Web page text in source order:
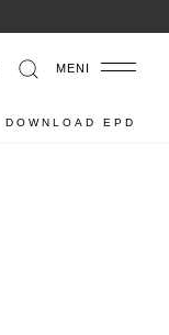
MENI
DOWNLOAD EPD